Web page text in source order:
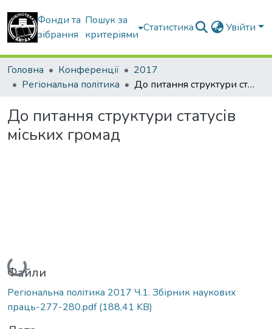
Фонди та
зібрання
Пошук за
критеріями
Статистика Увійти
Головна Конференції
2017
Регіональна політика
До питання структури статусів міських громад
До питання структури статусів
міських громад
Вантажиться...
Файли
Регіональна політика 2017 Ч.1. Збірник наукових
праць-277-280.pdf(188,41 KB)